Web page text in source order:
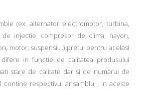
(ex: alternator electromotor, turbina,
injectie, compresor de clima, hayon,
motor, suspensii...) pretul pentru acelasi
in functie de calitatea produsului
stare de calitate dar si de numarul de
respectivul ansamblu , in aceste